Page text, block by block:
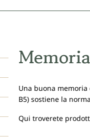
Memoria
Una buona
B5) sostiene la
Qui troverete